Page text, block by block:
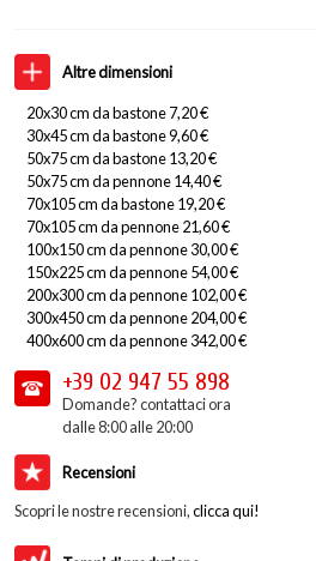
Altre dimensioni
20x30 cm da bastone 7,20 €
30x45 cm da bastone 9,60 €
50x75 cm da bastone 13,20 €
50x75 cm da pennone 14,40 €
70x105 cm da bastone 19,20 €
70x105 cm da pennone 21,60 €
100x150 cm da pennone 30,00 €
150x225 cm da pennone 54,00 €
200x300 cm da pennone 102,00 €
300x450 cm da pennone 204,00 €
400x600 cm da pennone 342,00 €
+39 02 947 55 898
Domande? contattaci ora
dalle 8:00 alle 20:00
Recensioni
Scopri le nostre recensioni,clicca qui!